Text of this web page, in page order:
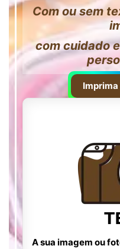
Com ou sem
com cuidado
Imprima
A sua imagem ou